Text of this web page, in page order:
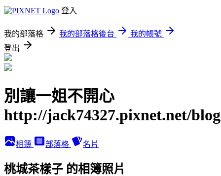
登入
我的部落格 我的部落格後台
我的帳號
登出
別讓一姐不開心
http://jack74327.pixnet.net/blog
相簿 部落格 名片
桃城茶樣子 的相簿照片